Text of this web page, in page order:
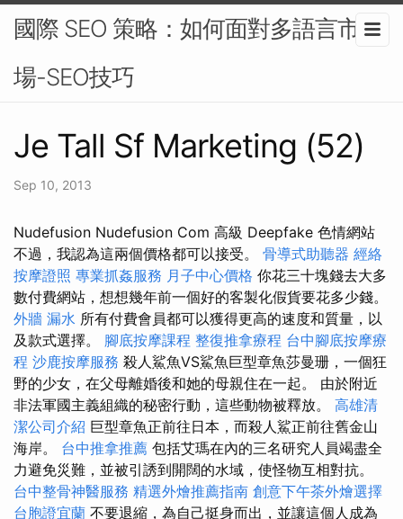
國際 SEO 策略：如何面對多語言市
場-SEO技巧
Je Tall Sf Marketing (52)
Sep 10, 2013
Nudefusion Nudefusion Com 高級 Deepfake 色情網站
不過，我認為這兩個價格都可以接受。 骨導式助聽器 經絡
按摩證照 專業抓姦服務 月子中心價格 你花三十塊錢去大多
數付費網站，想想幾年前一個好的客製化假貨要花多少錢。
外牆 漏水 所有付費會員都可以獲得更高的速度和質量，以
及款式選擇。 腳底按摩課程 整復推拿療程 台中腳底按摩療
程 沙鹿按摩服務 殺人鯊魚VS鯊魚巨型章魚莎曼珊，一個狂
野的少女，在父母離婚後和她的母親住在一起。 由於附近
非法軍國主義組織的秘密行動，這些動物被釋放。 高雄清
潔公司介紹 巨型章魚正前往日本，而殺人鯊正前往舊金山
海岸。 台中推拿推薦 包括艾瑪在內的三名研究人員竭盡全
力避免災難，並被引誘到開闊的水域，使怪物互相對抗。
台中整骨神醫服務 精選外燴推薦指南 創意下午茶外燴選擇
台胞證宜蘭 不要退縮，為自己挺身而出，並讓這個人成為